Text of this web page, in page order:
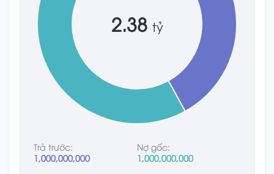
2.38 tỷ
Trả trước:
1,000,000,000
Nợ gốc:
1,000,000,000